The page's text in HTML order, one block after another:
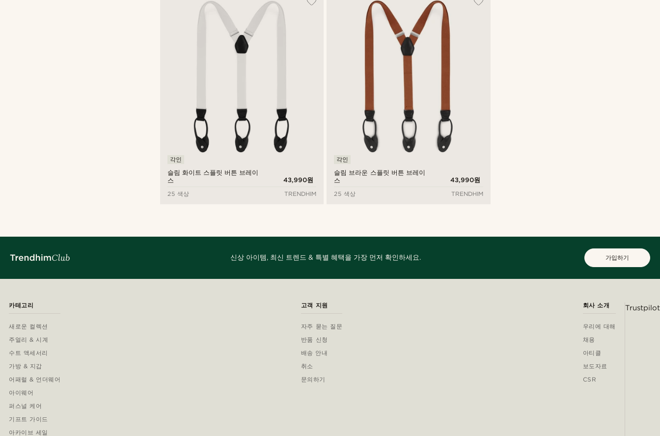
슬림 화이트 스플릿 버튼 브레이
스
각인
43,990원
25 색상
TRENDHIM
슬림 브라운 스플릿 버튼 브레이
스
각인
43,990원
25 색상
TRENDHIM
신상 아이템, 최신 트렌드 & 특별 혜택을 가장 먼저 확인하세요. 가입하기
카테고리
새로운 컬렉션
주얼리 & 시계
수트 액세서리
가방 & 지갑
어패럴 & 언더웨어
아이웨어
퍼스널 케어
기프트 가이드
아카이브 세일
고객 지원
자주 묻는 질문
반품 신청
배송 안내
취소
문의하기
회사 소개
우리에 대해
채용
아티클
보도자료
CSR
Trustpilot